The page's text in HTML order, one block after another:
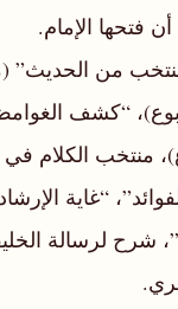
من الحديث”
“كشف
منتخب الكلام في
“غاية
شرح لرسالة